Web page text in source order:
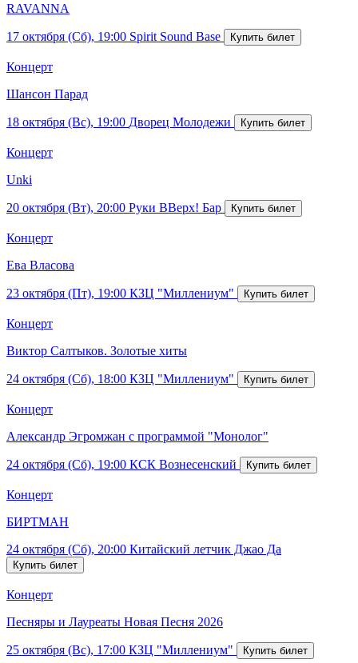
RAVANNA
17 октября (Сб), 19:00 Spirit Sound Base
Концерт
Шансон Парад
18 октября (Вс), 19:00 Дворец Молодежи
Концерт
Unki
20 октября (Вт), 20:00 Руки ВВерх! Бар
Концерт
Ева Власова
23 октября (Пт), 19:00 КЗЦ "Миллениум"
Концерт
Виктор Салтыков. Золотые хиты
24 октября (Сб), 18:00 КЗЦ "Миллениум"
Концерт
Александр Эгромжан с программой "Монолог"
24 октября (Сб), 19:00 КСК Вознесенский
Концерт
БИРТМАН
24 октября (Сб), 20:00 Китайский летчик Джао Да
Концерт
Песняры и Лауреаты Новая Песня 2026
25 октября (Вс), 17:00 КЗЦ "Миллениум"